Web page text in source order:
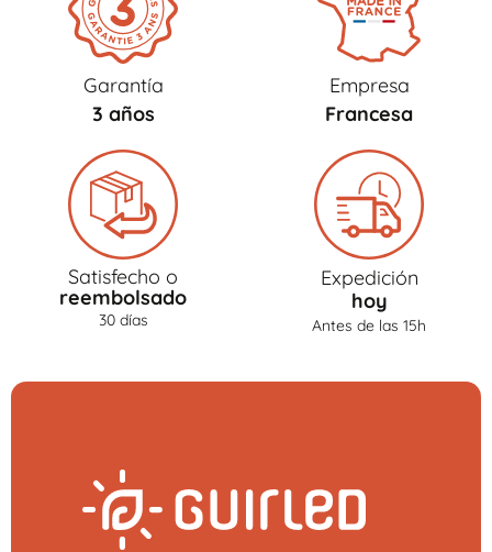
Garantía
3 años
Empresa
Francesa
Satisfecho o
reembolsado
30 días
Expedición
hoy
Antes de las 15h